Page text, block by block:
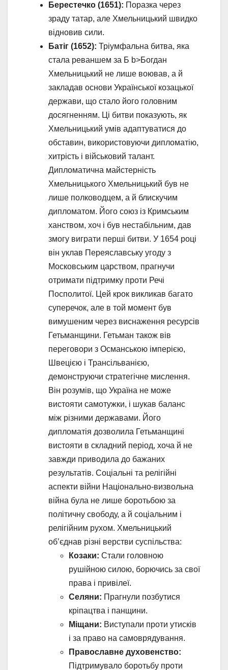
Берестечко (1651): Поразка через
зраду татар, але Хмельницький швидко
відновив сили.
Батіг (1652): Тріумфальна битва, яка
стала реваншем за Б b>Богдан
Хмельницький не лише воював, а й
закладав основи Української козацької
держави, що стало його головним
досягненням. Ці битви показують, як
Хмельницький умів адаптуватися до
обставин, використовуючи дипломатію,
хитрість і військовий талант.
Дипломатична майстерність
Хмельницького Хмельницький був не
лише полководцем, а й блискучим
дипломатом. Його союз із Кримським
ханством, хоч і був нестабільним, дав
змогу виграти перші битви. У 1654 році
він уклав Переяславську угоду з
Московським царством, прагнучи
отримати підтримку проти Речі
Посполитої. Цей крок викликав багато
суперечок, але в той момент був
вимушеним через виснаження ресурсів
Гетьманщини. Гетьман також вів
переговори з Османською імперією,
Швецією і Трансільванією,
демонструючи стратегічне мислення.
Він розумів, що Україна не може
вистояти самотужки, і шукав баланс
між різними державами. Його
дипломатія дозволила Гетьманщині
вистояти в складний період, хоча й не
завжди приводила до бажаних
результатів. Соціальні та релігійні
аспекти війни Національно-визвольна
війна була не лише боротьбою за
політичну свободу, а й соціальним і
релігійним рухом. Хмельницький
об’єднав різні верстви суспільства:
Козаки: Стали головною
рушійною силою, борючись за свої
права і привілеї.
Селяни: Прагнули позбутися
кріпацтва і панщини.
Міщани: Виступали проти утисків
і за право на самоврядування.
Православне духовенство:
Підтримувало боротьбу проти